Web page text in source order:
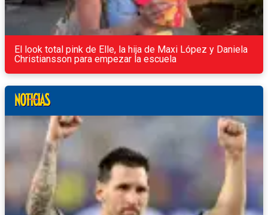
El look total pink de Elle, la hija de Maxi López y Daniela
Christiansson para empezar la escuela